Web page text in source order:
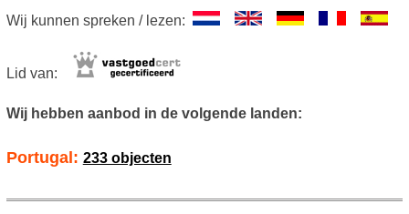
Wij kunnen spreken / lezen:
Lid van:
Wij hebben aanbod in de volgende landen:
Portugal: 233 objecten